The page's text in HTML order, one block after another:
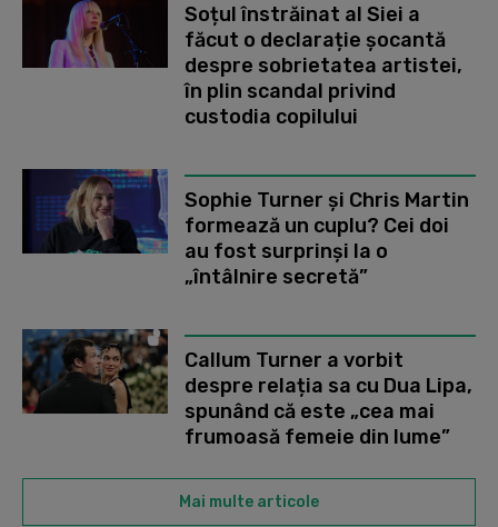
Soțul înstrăinat al Siei a
făcut o declarație șocantă
despre sobrietatea artistei,
în plin scandal privind
custodia copilului
Sophie Turner și Chris Martin
formează un cuplu? Cei doi
au fost surprinși la o
„întâlnire secretă”
Callum Turner a vorbit
despre relația sa cu Dua Lipa,
spunând că este „cea mai
frumoasă femeie din lume”
Mai multe articole